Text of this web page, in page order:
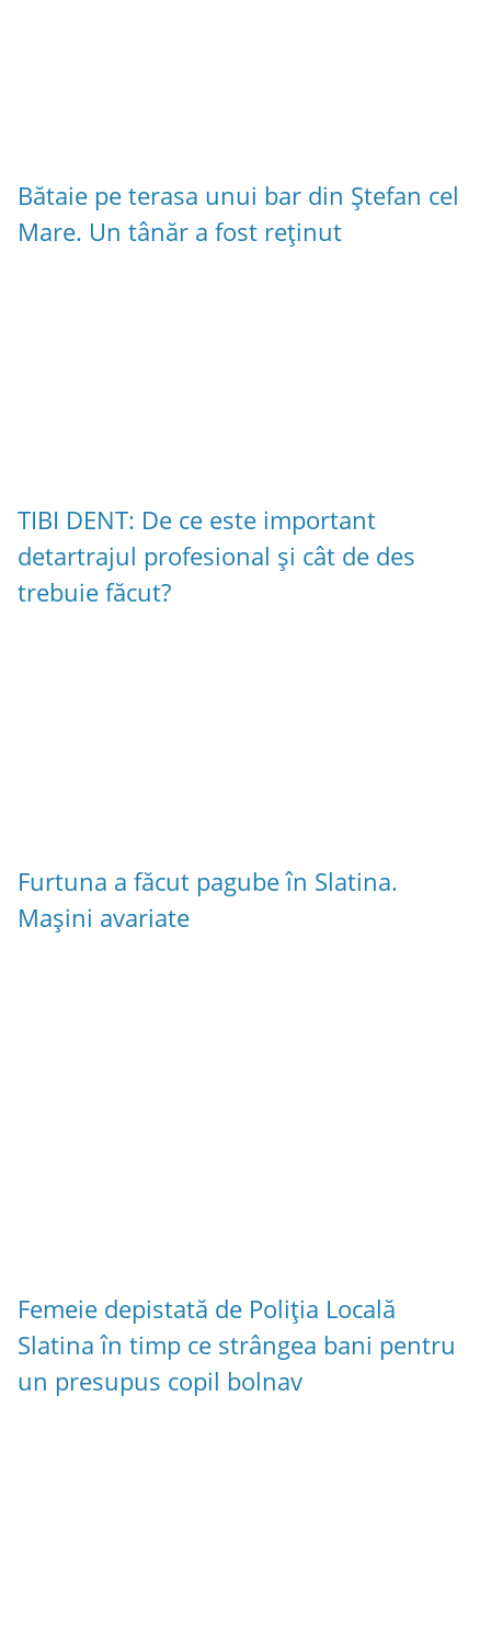
Bătaie pe terasa unui bar din Ștefan cel
Mare. Un tânăr a fost reținut
TIBI DENT: De ce este important
detartrajul profesional și cât de des
trebuie făcut?
Furtuna a făcut pagube în Slatina.
Mașini avariate
Femeie depistată de Poliția Locală
Slatina în timp ce strângea bani pentru
un presupus copil bolnav